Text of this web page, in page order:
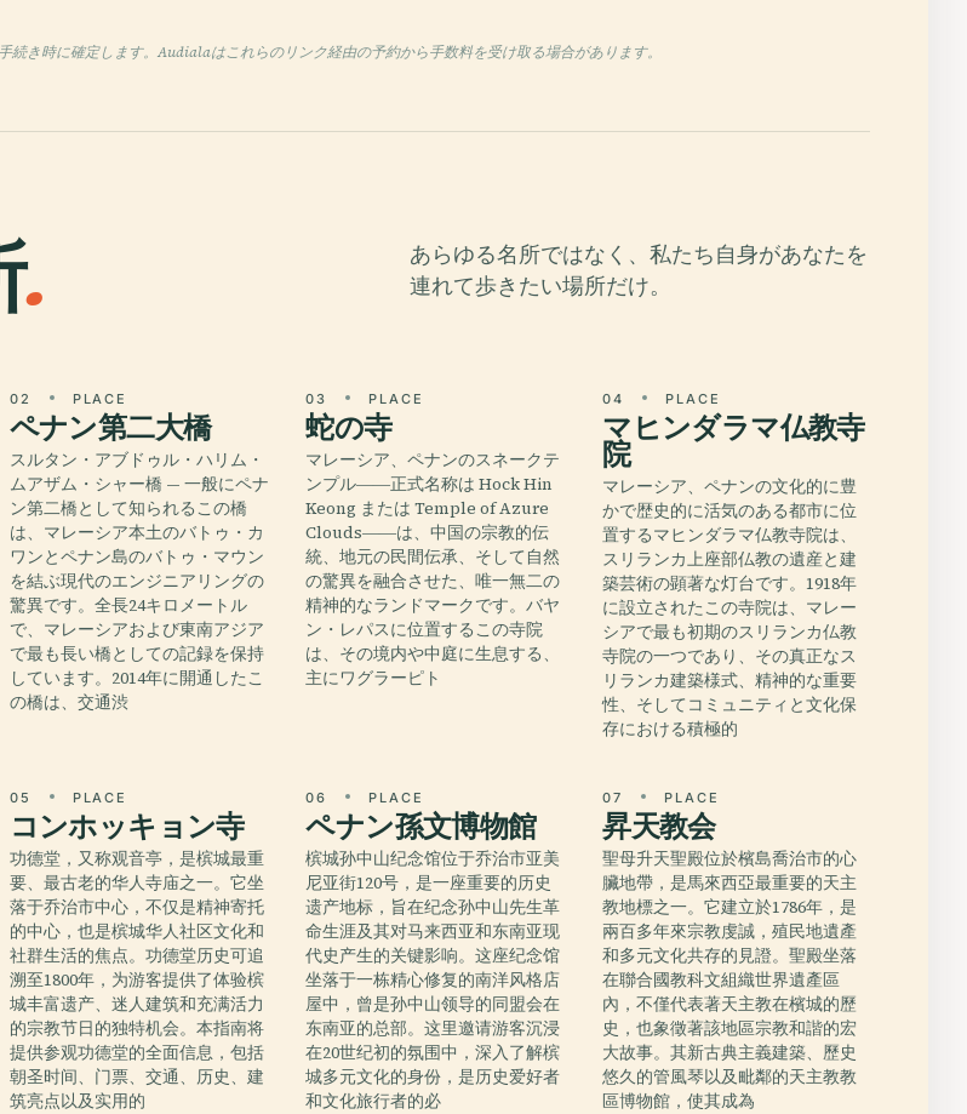
き時に確定します。Audialaはこれらのリンク経由の予約から手数料を受け取る場合があります。
.
あらゆる名所ではなく、私たち自身があなたを
連れて歩きたい場所だけ。
02 PLACE
ペナン第二大橋
スルタン・アブドゥル・ハリム・
ムアザム・シャー橋 — 一般にペナ
ン第二橋として知られるこの橋
は、マレーシア本土のバトゥ・カ
ワンとペナン島のバトゥ・マウン
を結ぶ現代のエンジニアリングの
驚異です。全長24キロメートル
で、マレーシアおよび東南アジア
で最も長い橋としての記録を保持
しています。2014年に開通したこ
の橋は、交通渋
03 PLACE
蛇の寺
マレーシア、ペナンのスネークテ
ンプル――正式名称は Hock Hin
Keong または Temple of Azure
Clouds――は、中国の宗教的伝
統、地元の民間伝承、そして自然
の驚異を融合させた、唯一無二の
精神的なランドマークです。バヤ
ン・レパスに位置するこの寺院
は、その境内や中庭に生息する、
主にワグラーピト
04 PLACE
マヒンダラマ仏教寺
院
マレーシア、ペナンの文化的に豊
かで歴史的に活気のある都市に位
置するマヒンダラマ仏教寺院は、
スリランカ上座部仏教の遺産と建
築芸術の顕著な灯台です。1918年
に設立されたこの寺院は、マレー
シアで最も初期のスリランカ仏教
寺院の一つであり、その真正なス
リランカ建築様式、精神的な重要
性、そしてコミュニティと文化保
存における積極的
05 PLACE
コンホッキョン寺
功德堂，又称观音亭，是槟城最重
要、最古老的华人寺庙之一。它坐
落于乔治市中心，不仅是精神寄托
的中心，也是槟城华人社区文化和
社群生活的焦点。功德堂历史可追
溯至1800年，为游客提供了体验槟
城丰富遗产、迷人建筑和充满活力
的宗教节日的独特机会。本指南将
提供参观功德堂的全面信息，包括
朝圣时间、门票、交通、历史、建
筑亮点以及实用的
06 PLACE
ペナン孫文博物館
槟城孙中山纪念馆位于乔治市亚美
尼亚街120号，是一座重要的历史
遗产地标，旨在纪念孙中山先生革
命生涯及其对马来西亚和东南亚现
代史产生的关键影响。这座纪念馆
坐落于一栋精心修复的南洋风格店
屋中，曾是孙中山领导的同盟会在
东南亚的总部。这里邀请游客沉浸
在20世纪初的氛围中，深入了解槟
城多元文化的身份，是历史爱好者
和文化旅行者的必
07 PLACE
昇天教会
聖母升天聖殿位於檳島喬治市的心
臟地帶，是馬來西亞最重要的天主
教地標之一。它建立於1786年，是
兩百多年來宗教虔誠，殖民地遺產
和多元文化共存的見證。聖殿坐落
在聯合國教科文組織世界遺產區
內，不僅代表著天主教在檳城的歷
史，也象徵著該地區宗教和諧的宏
大故事。其新古典主義建築、歷史
悠久的管風琴以及毗鄰的天主教教
區博物館，使其成為